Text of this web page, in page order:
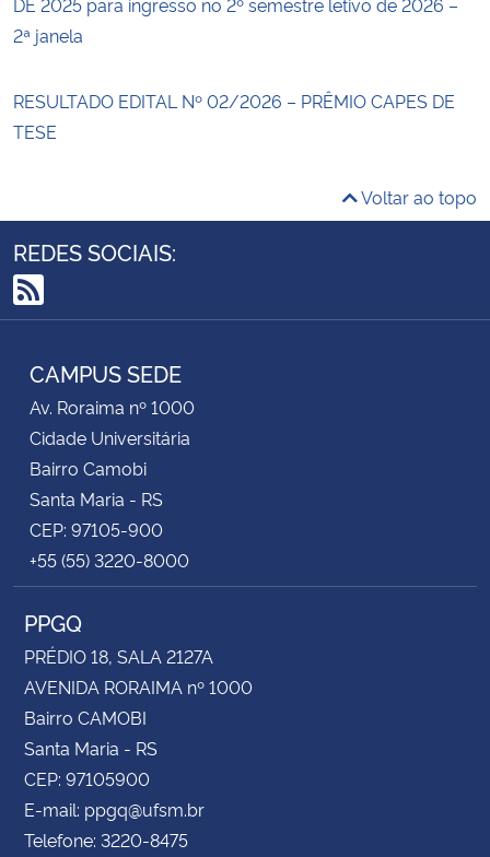
2ª janela
RESULTADO EDITAL Nº 02/2026 – PRÊMIO CAPES DE
TESE
Voltar ao topo
REDES SOCIAIS:
RSS
CAMPUS SEDE
Av. Roraima nº 1000
Cidade Universitária
Bairro Camobi
Santa Maria - RS
CEP: 97105-900
+55 (55) 3220-8000
PPGQ
PRÉDIO 18, SALA 2127A
AVENIDA RORAIMA nº 1000
Bairro CAMOBI
Santa Maria - RS
CEP: 97105900
E-mail: ppgq@ufsm.br
Telefone: 3220-8475